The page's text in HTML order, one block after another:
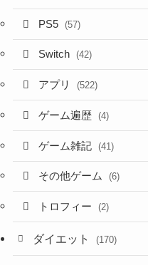
PS5 (57)
Switch (42)
アプリ (522)
ゲーム遍歴 (4)
ゲーム雑記 (41)
その他ゲーム (6)
トロフィー (2)
ダイエット (170)